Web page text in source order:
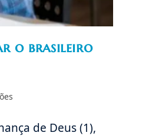
o brasileiro
de Deus (1),